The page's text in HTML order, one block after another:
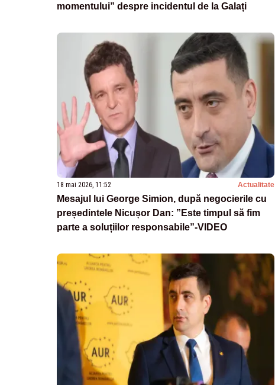
momentului” despre incidentul de la Galați
18 mai 2026, 11:52 Actualitate
Mesajul lui George Simion, după negocierile cu
președintele Nicușor Dan: ”Este timpul să fim
parte a soluțiilor responsabile”-VIDEO